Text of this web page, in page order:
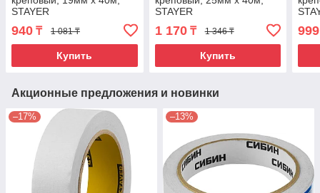
STAYER
940 ₸ 1 081 ₸
Купить
STAYER
1 170₸ 1 346 ₸
Купить
999
Акционные предложения и новинки
–17% –13%